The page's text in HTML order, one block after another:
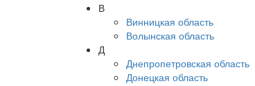
В
Винницкая область
Волынская область
Д
Днепропетровская область
Донецкая область